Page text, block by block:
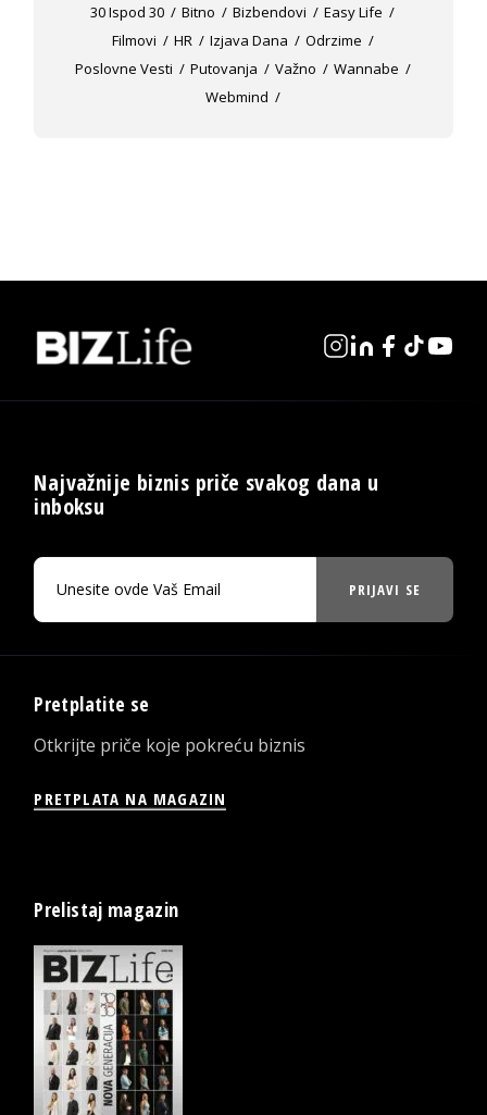
30 Ispod 30 Bitno Bizbendovi
Easy Life
Filmovi
HR Izjava Dana
Odrzime
Poslovne Vesti
Putovanja Važno
Wannabe
Webmind
Najvažnije biznis priče svakog dana u
inboksu
PRIJAVI SE
Pretplatite se
Otkrijte priče koje pokreću biznis
PRETPLATA NA MAGAZIN
Prelistaj magazin